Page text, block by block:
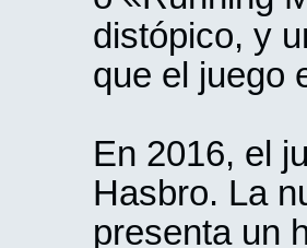
distópico, y
que el juego
En 2016, el
Hasbro. La
presenta un